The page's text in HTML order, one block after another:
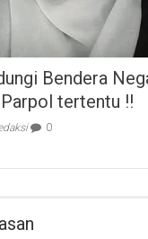
Bendera
tertentu !!
0